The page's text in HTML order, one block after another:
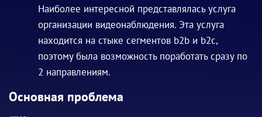
Наиболее интересной представлялась услуга
организации видеонаблюдения. Эта услуга
находится на стыке сегментов b2b и b2c,
поэтому была возможность поработать сразу по
2 направлениям.
Основная проблема